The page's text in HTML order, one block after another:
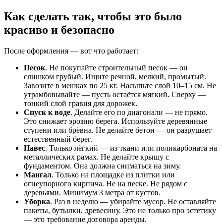
Как сделать так, чтобы это было
красиво и безопасно
После оформления — вот что работает:
Песок. Не покупайте строительный песок — он
слишком грубый. Ищите речной, мелкий, промытый.
Завозите в мешках по 25 кг. Насыпьте слой 10–15 см. Не
утрамбовывайте — пусть остаётся мягкий. Сверху —
тонкий слой гравия для дорожек.
Спуск к воде. Делайте его по диагонали — не прямо.
Это снижает эрозию берега. Используйте деревянные
ступени или брёвна. Не делайте бетон — он разрушает
естественный берег.
Навес. Только лёгкий — из ткани или поликарбоната на
металлических рамах. Не делайте крышу с
фундаментом. Она должна сниматься на зиму.
Мангал. Только на площадке из плитки или
огнеупорного кирпича. Не на песке. Не рядом с
деревьями. Минимум 3 метра от кустов.
Уборка. Раз в неделю — убирайте мусор. Не оставляйте
пакеты, бутылки, древесину. Это не только про эстетику
— это требование договора аренды.